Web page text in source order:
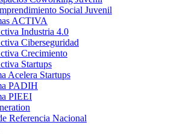
Social Juvenil
ACTIVA
Industria 4.0
Ciberseguridad
Crecimiento
Startups
Acelera Startups
PADIH
PIEEI
Referencia Nacional